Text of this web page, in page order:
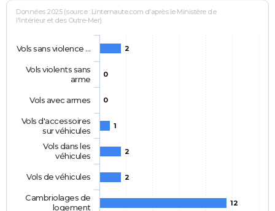
Données 2025 (source : Linternaute.com d'après le Ministère de
l'Intérieur et des Outre-Mer)
2
0
0
1
2
2
12
Vols sans violence …
Vols violents sans
arme
Vols avec armes
Vols d'accessoires
sur véhicules
Vols dans les
véhicules
Vols de véhicules
Cambriolages de
logement